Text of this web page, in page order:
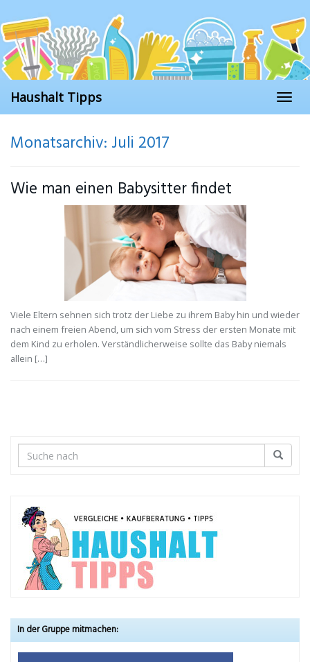
to
main
content
Haushalt Tipps
Monatsarchiv: Juli 2017
Wie man einen Babysitter findet
Viele Eltern sehnen sich trotz der Liebe zu ihrem Baby hin und wieder
nach einem freien Abend, um sich vom Stress der ersten Monate mit
dem Kind zu erholen. Verständlicherweise sollte das Baby niemals
allein […]
In der Gruppe mitmachen: